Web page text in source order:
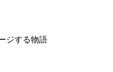
ジする物語